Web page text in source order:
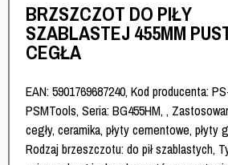
BRZSZCZOT DO PIŁY
SZABLASTEJ 455MM
CEGŁA
EAN: 5901769687240, Kod producenta:
PSMTools, Seria: BG455HM, ,
cegły, ceramika, płyty cementowe, płyty
Rodzaj brzeszczotu: do pił szablastych,